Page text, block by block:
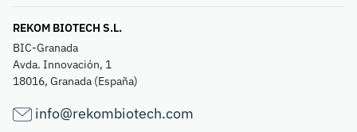
REKOM BIOTECH S.L.
BIC-Granada
Avda. Innovación, 1
18016, Granada (España)
info@rekombiotech.com